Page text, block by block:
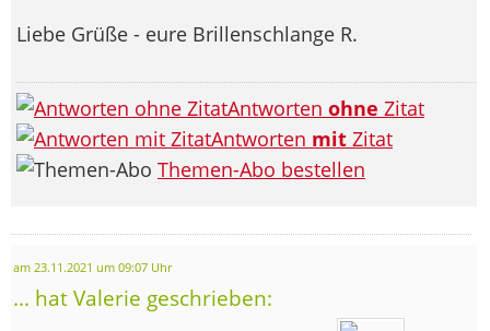
Liebe Grüße - eure Brillenschlange R.
Antworten ohne Zitat
Antworten mit Zitat
Themen-Abo bestellen
am 23.11.2021 um 09:07 Uhr
... hat Valerie geschrieben: